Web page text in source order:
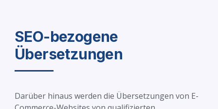
SEO-bezogene
Übersetzungen
Darüber hinaus werden die Übersetzungen von E-